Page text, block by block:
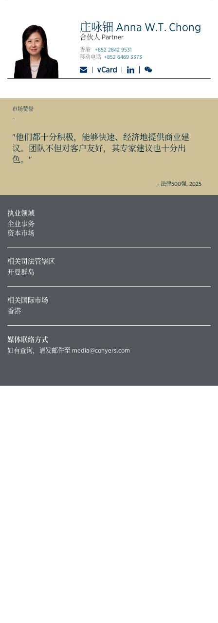
庄咏钿 Anna W.T. Chong
合伙人 Partner
香港+852 2842 9531
移动电话+852 6469 3373
市场赞誉
"他们都十分积极，能够快速、经济地提供商业建
议。团队不但对客户友好，其专家建议也十分出
色。"
- 法律500强, 2025
执业领域
企业事务
资本市场
相关司法管辖区
开曼群岛
相关国际市场
香港
媒体联络方式
如有查询，请发邮件至 media@conyers.com